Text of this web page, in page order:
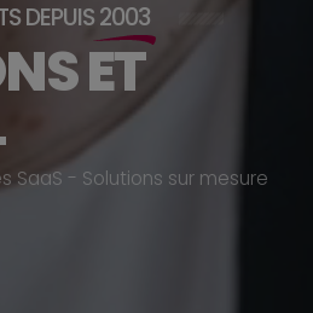
DEPUIS2003
ET
s SaaS - Solutions sur mesure